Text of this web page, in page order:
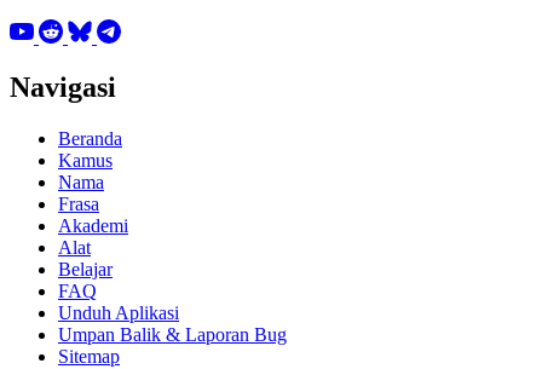
Navigasi
Beranda
Kamus
Nama
Frasa
Akademi
Alat
Belajar
FAQ
Unduh Aplikasi
Umpan Balik & Laporan Bug
Sitemap